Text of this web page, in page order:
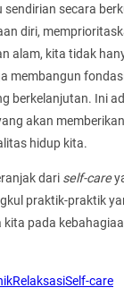
secara
diri,
alam, kita tidak
membangun
berkelanjutan. Ini
akan
hidup kita.
dari self-care
praktik-praktik
pada
RelaksasiSelf-care